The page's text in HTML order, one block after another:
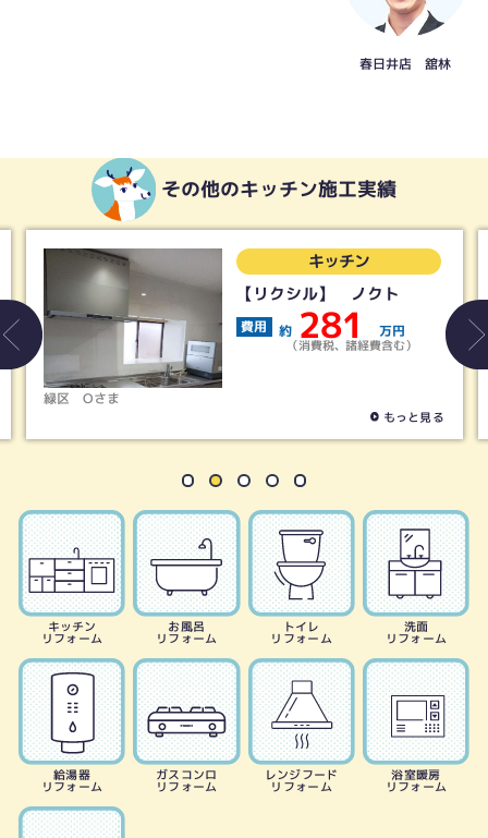
春日井店 舘林
その他のキッチン施工実績
緑区 Oさま
キッチン
【リクシル】 ノクト
費用 約 281 万円
（消費税、諸経費含む）
もっと見る
キッチン
リフォーム
お風呂
リフォーム
トイレ
リフォーム
洗面
リフォーム
給湯器
リフォーム
ガスコンロ
リフォーム
レンジフード
リフォーム
浴室暖房
リフォーム